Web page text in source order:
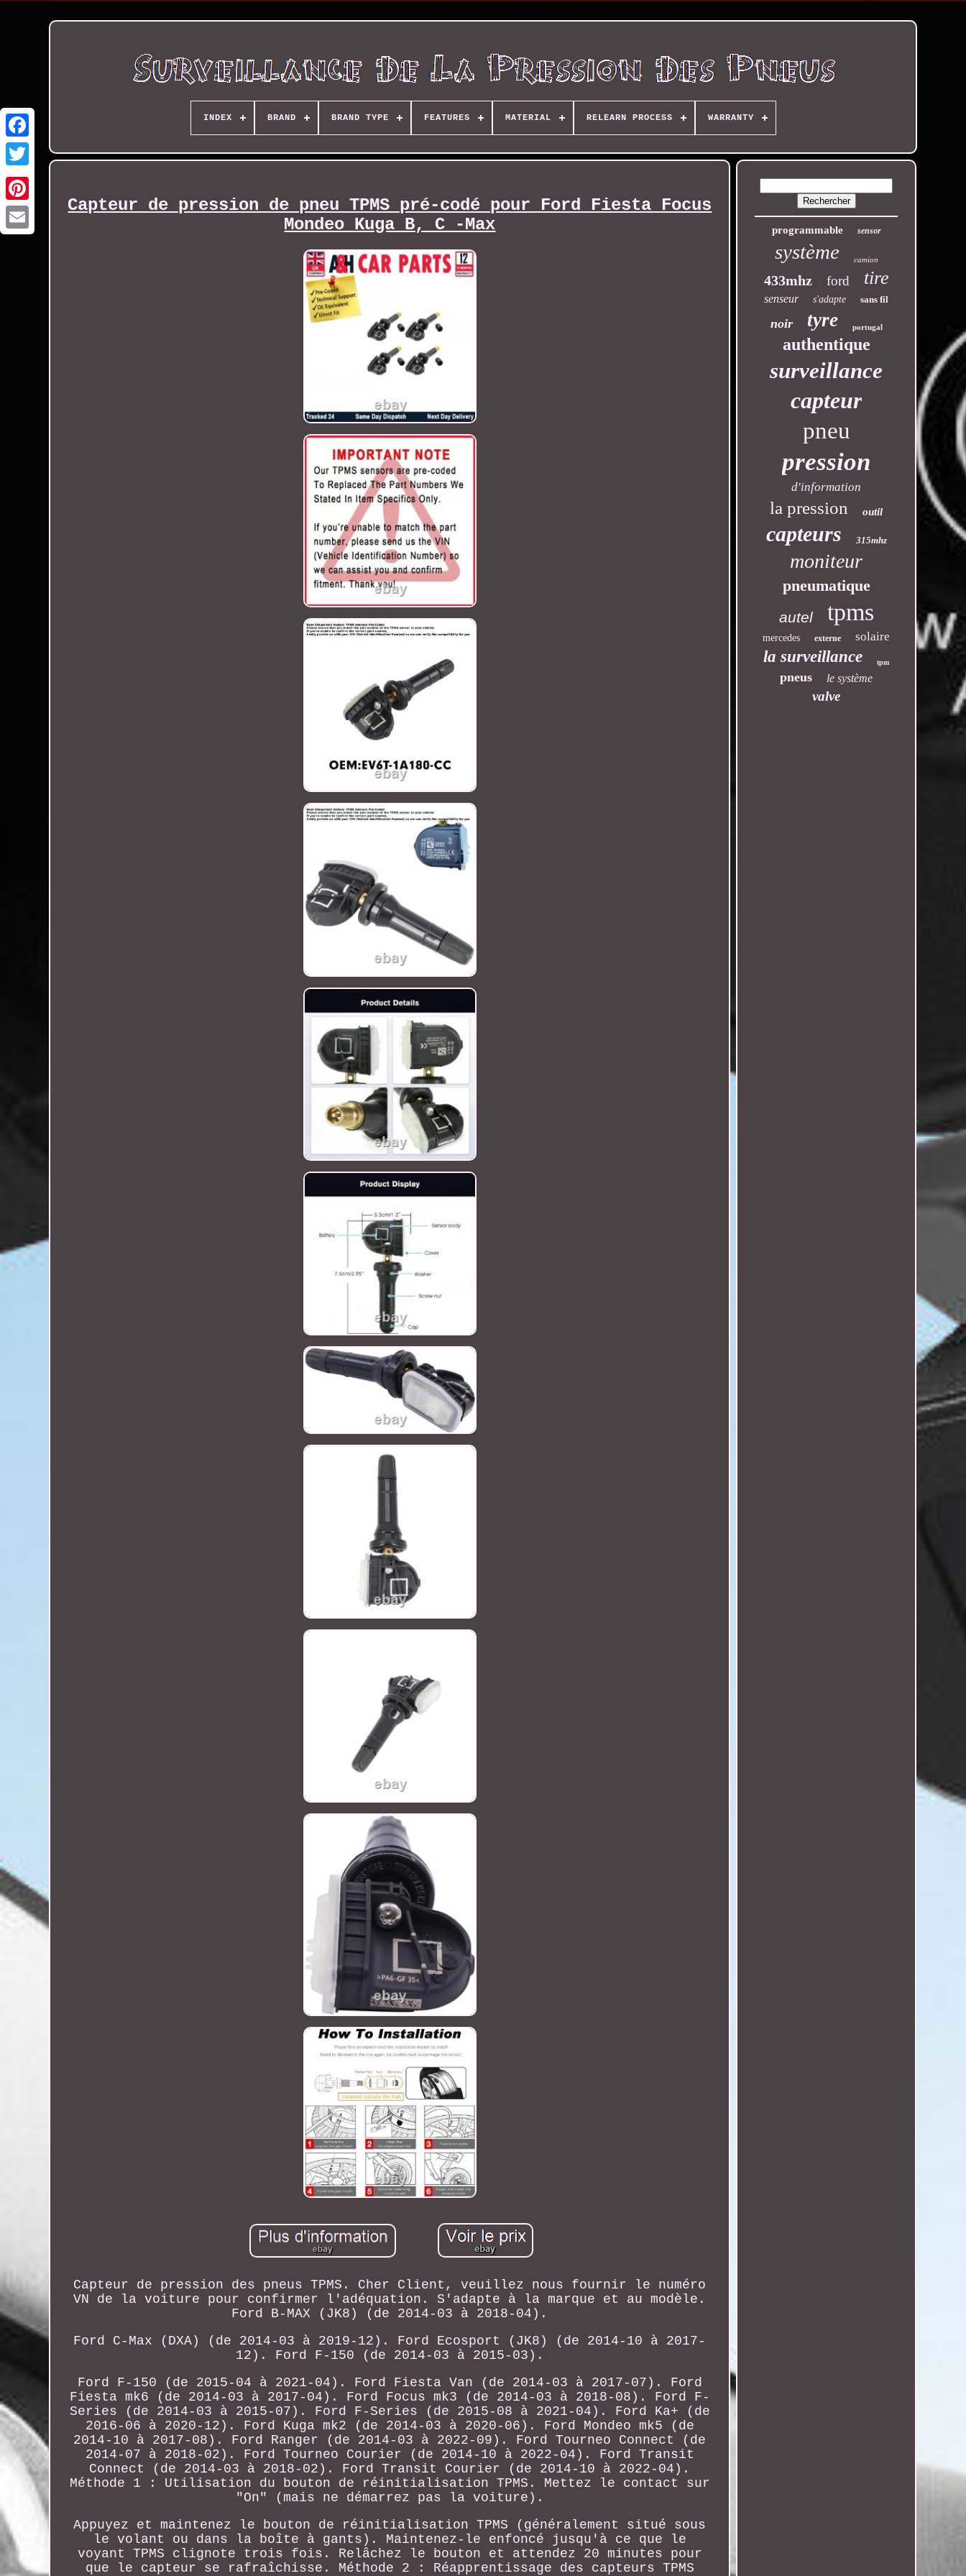
INDEX BRAND BRAND TYPE FEATURES MATERIAL RELEARN PROCESS WARRANTY
Capteur de pression de pneu TPMS pré-codé pour Ford Fiesta Focus
Mondeo Kuga B, C -Max
Capteur de pression des pneus TPMS. Cher Client, veuillez nous fournir le numéro
VN de la voiture pour confirmer l'adéquation. S'adapte à la marque et au modèle.
Ford B-MAX (JK8) (de 2014-03 à 2018-04).
Ford C-Max (DXA) (de 2014-03 à 2019-12). Ford Ecosport (JK8) (de 2014-10 à 2017-
12). Ford F-150 (de 2014-03 à 2015-03).
Ford F-150 (de 2015-04 à 2021-04). Ford Fiesta Van (de 2014-03 à 2017-07). Ford
Fiesta mk6 (de 2014-03 à 2017-04). Ford Focus mk3 (de 2014-03 à 2018-08). Ford F-
Series (de 2014-03 à 2015-07). Ford F-Series (de 2015-08 à 2021-04). Ford Ka+ (de
2016-06 à 2020-12). Ford Kuga mk2 (de 2014-03 à 2020-06). Ford Mondeo mk5 (de
2014-10 à 2017-08). Ford Ranger (de 2014-03 à 2022-09). Ford Tourneo Connect (de
2014-07 à 2018-02). Ford Tourneo Courier (de 2014-10 à 2022-04). Ford Transit
Connect (de 2014-03 à 2018-02). Ford Transit Courier (de 2014-10 à 2022-04).
Méthode 1 : Utilisation du bouton de réinitialisation TPMS. Mettez le contact sur
"On" (mais ne démarrez pas la voiture).
Appuyez et maintenez le bouton de réinitialisation TPMS (généralement situé sous
le volant ou dans la boîte à gants). Maintenez-le enfoncé jusqu'à ce que le
voyant TPMS clignote trois fois. Relâchez le bouton et attendez 20 minutes pour
que le capteur se rafraîchisse. Méthode 2 : Réapprentissage des capteurs TPMS
programmable sensor
système camion
433mhz ford tire
senseur s'adapte sans fil
noir tyre portugal
authentique
surveillance
capteur
pneu
pression
d'information
la pression outil
capteurs 315mhz
moniteur
pneumatique
autel tpms
mercedes externe solaire
la surveillance tpm
pneus le système
valve